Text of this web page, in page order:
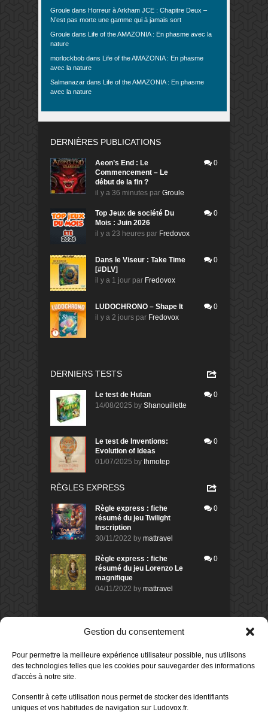
Gestion du consentement
Pour permettre la meilleure expérience utilisateur possible, nus utilisons
des technologies telles que les cookies pour sauvegarder des informations
d'accès à notre site.
Consentir à cette utilisation nous permet de stocker des identifiants
uniques et vos habitudes de navigation sur Ludovox.fr.
Groule dans Horreur à Arkham JCE : Chapitre Deux –
N’est pas morte une gamme qui à jamais sort
Groule dans Life of the AMAZONIA : En phasme avec la
nature
morlockbob dans Life of the AMAZONIA : En phasme
avec la nature
Salmanazar dans Life of the AMAZONIA : En phasme
avec la nature
DERNIÈRES PUBLICATIONS
Aeon’s End : Le
Commencement – Le
début de la fin ?
il y a 36 minutes par Groule
0
Top Jeux de société Du
Mois : Juin 2026
il y a 23 heures par Fredovox
0
Dans le Viseur : Take Time
[#DLV]
il y a 1 jour par Fredovox
0
LUDOCHRONO – Shape It
il y a 2 jours par Fredovox
0
DERNIERS TESTS
Le test de Hutan
14/08/2025 by Shanouillette
0
Le test de Inventions:
Evolution of Ideas
01/07/2025 by Ihmotep
0
RÈGLES EXPRESS
Règle express : fiche
résumé du jeu Twilight
Inscription
30/11/2022 by mattravel
0
Règle express : fiche
résumé du jeu Lorenzo Le
magnifique
04/11/2022 by mattravel
0
DERNIERS AVIS DES MEMBRES
Avis de
Sur le jeu Collect!
il y a 2 jours
Avis demorlockbob
Sur le jeu Detective Box - Ciao
80%